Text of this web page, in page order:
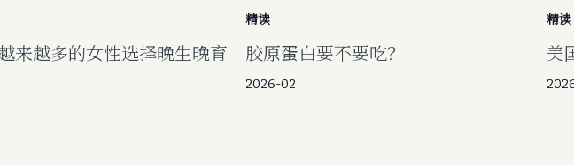
来越多的女性选择晚生晚育
精读
胶原蛋白要不要吃？
2026-02
精读
美